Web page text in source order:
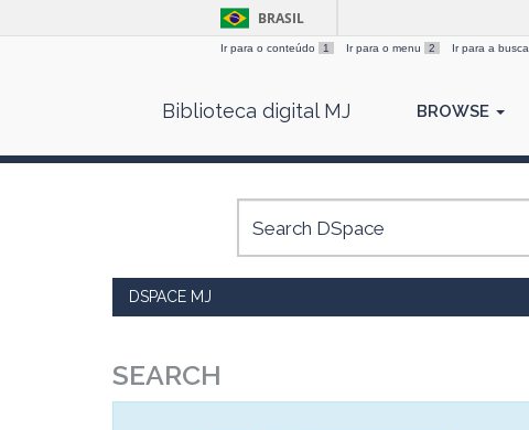
BRASIL
Ir para o conteúdo 1 Ir para o menu 2 Ir para a busca
Biblioteca digital MJ BROWSE
DSPACE MJ
SEARCH